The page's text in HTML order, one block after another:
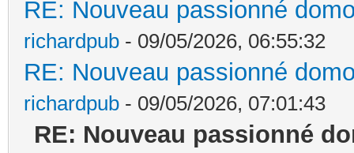
RE: Nouveau passionné
richardpub - 09/05/2026, 06:55:32
RE: Nouveau passionné
richardpub - 09/05/2026, 07:01:43
RE: Nouveau passionné